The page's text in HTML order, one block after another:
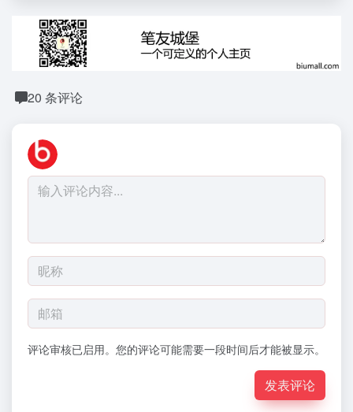
20 条评论
评论审核已启用。您的评论可能需要一段时间后才能被显示。
发表评论